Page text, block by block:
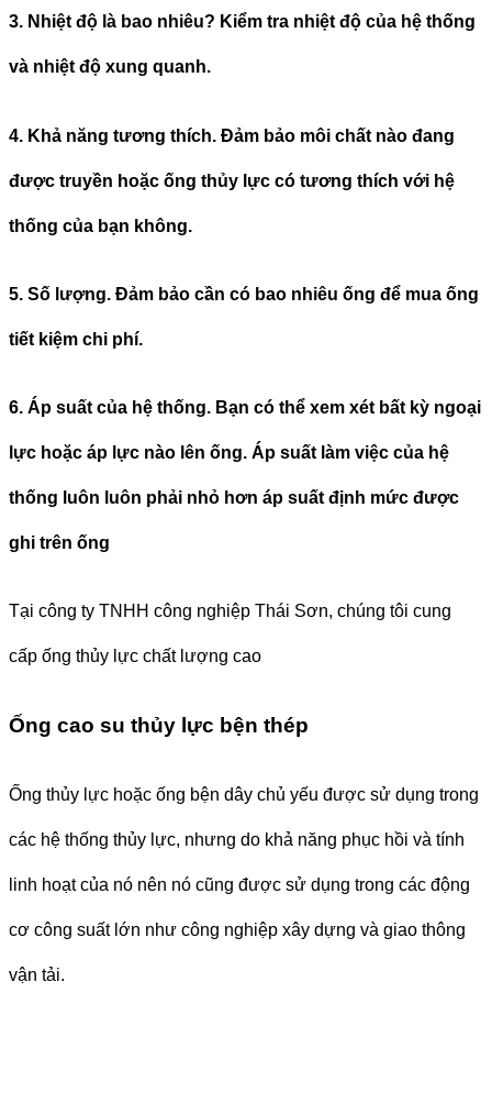
3. Nhiệt độ là bao nhiêu? Kiểm tra nhiệt độ của hệ thống
và nhiệt độ xung quanh.
4. Khả năng tương thích. Đảm bảo môi chất nào đang
được truyền hoặc ống thủy lực có tương thích với hệ
thống của bạn không.
5. Số lượng. Đảm bảo cần có bao nhiêu ống để mua ống
tiết kiệm chi phí.
6. Áp suất của hệ thống. Bạn có thể xem xét bất kỳ ngoại
lực hoặc áp lực nào lên ống. Áp suất làm việc của hệ
thống luôn luôn phải nhỏ hơn áp suất định mức được
ghi trên ống
Tại công ty TNHH công nghiệp Thái Sơn, chúng tôi cung
cấp ống thủy lực chất lượng cao
Ống cao su thủy lực bện thép
Ống thủy lực hoặc ống bện dây chủ yếu được sử dụng trong
các hệ thống thủy lực, nhưng do khả năng phục hồi và tính
linh hoạt của nó nên nó cũng được sử dụng trong các động
cơ công suất lớn như công nghiệp xây dựng và giao thông
vận tải.